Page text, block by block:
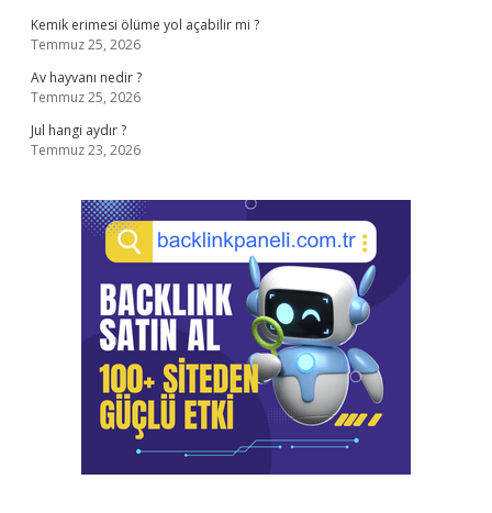
Kemik erimesi ölüme yol açabilir mi ?
Temmuz 25, 2026
Av hayvanı nedir ?
Temmuz 25, 2026
Jul hangi aydır ?
Temmuz 23, 2026